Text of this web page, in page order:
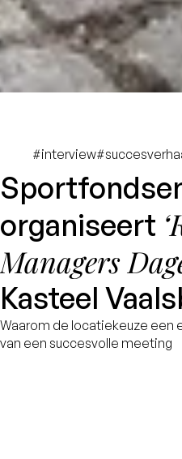
#interview
organiseert
Managers
Kasteel
Waarom de locatiekeuze een
van een succesvolle meeting